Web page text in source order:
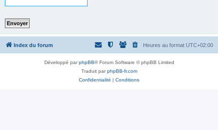
Index du forum Heures au format UTC+02:00
Développé parphpBB® Forum Software © phpBB Limited
Traduit parphpBB-fr.com
Confidentialité | Conditions